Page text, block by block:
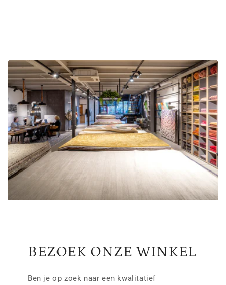
BEZOEK ONZE WINKEL
Ben je op zoek naar een kwalitatief